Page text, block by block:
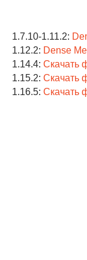
1.7.10-1.11.2:
1.12.2: Dense
1.14.4: Скачать
1.15.2: Скачать
1.16.5: Скачать